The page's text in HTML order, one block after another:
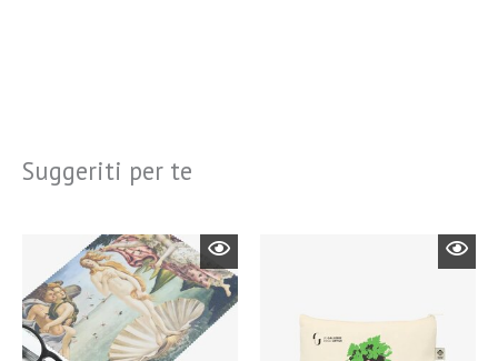
Suggeriti per te